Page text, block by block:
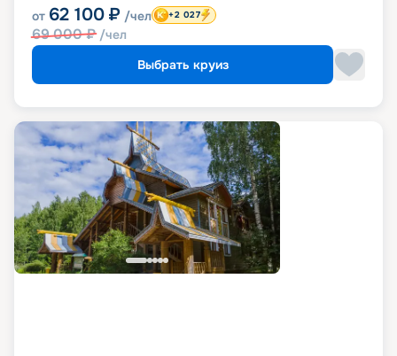
от 62 100 ₽ /чел
69 000₽ /чел
+2 027
Выбрать круиз